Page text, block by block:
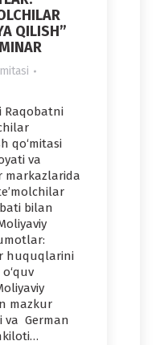
QILISH”
Raqobatni
qo‘mitasi
va
markazlarida
bilan
huquqlarini
mazkur
va German